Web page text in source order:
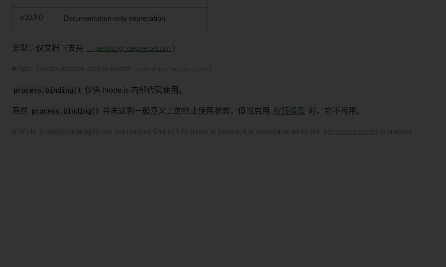
v10.9.0 Documentation-only deprecation.
类型：仅文档（支持 --pending-deprecation ）
process.binding() 仅供 Node.js 内部代码使用。
虽然 process.binding() 并未达到一般意义上的终止使用状态，但当启用 权限模型 时，它不可用。